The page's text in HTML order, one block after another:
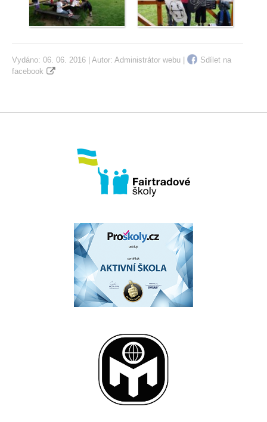
Vydáno: 06. 06. 2016 | Autor: Administrátor webu |
Sdílet na
facebook